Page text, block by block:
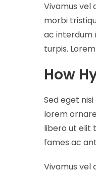
Vivamus vel
morbi
ac interdum
turpis.
How
Sed eget
lorem
libero ut elit
fames ac
Vivamus vel